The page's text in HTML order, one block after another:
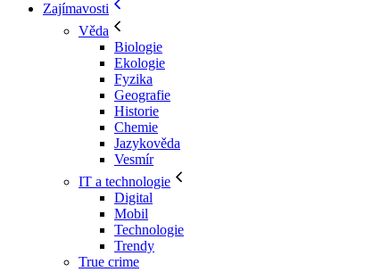
Zajímavosti
Věda
Biologie
Ekologie
Fyzika
Geografie
Historie
Chemie
Jazykověda
Vesmír
IT a technologie
Digital
Mobil
Technologie
Trendy
True crime